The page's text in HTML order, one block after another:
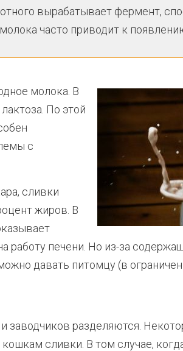
вырабатывает фермент,
часто приводит к
молока. В
По этой
с
сливки
жиров. В
работу печени. Но из-за
давать питомцу (в
заводчиков разделяются.
сливки. В том случае,